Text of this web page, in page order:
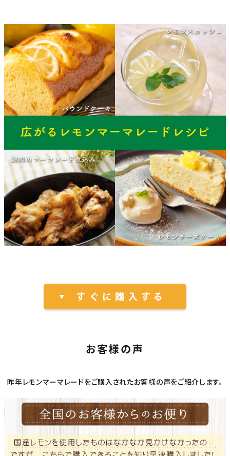
お客様の声
昨年レモンマーマレードをご購入されたお客様の声をご紹介します。